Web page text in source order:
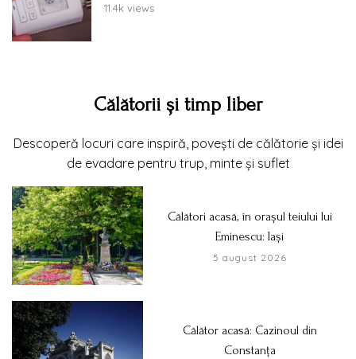
11.4k views
Călătorii și timp liber
Descoperă locuri care inspiră, povești de călătorie și idei
de evadare pentru trup, minte și suflet
Călători acasă, în orașul teiului lui
Eminescu: Iași
5 august 2026
Călător acasă: Cazinoul din
Constanța